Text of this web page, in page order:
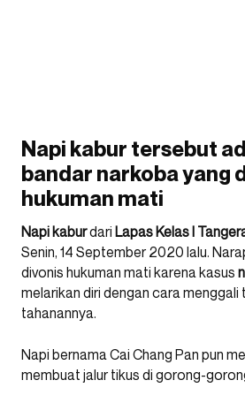
Napi kabur tersebut
bandar narkoba yang
hukuman mati
Napi kaburdari Lapas Kelas I
Senin, 14 September 2020 lalu.
divonis hukuman mati karena kasus
melarikan diri dengan cara menggali
tahanannya.
Napi bernama Cai Chang Pan pun
membuat jalur tikus di gorong-